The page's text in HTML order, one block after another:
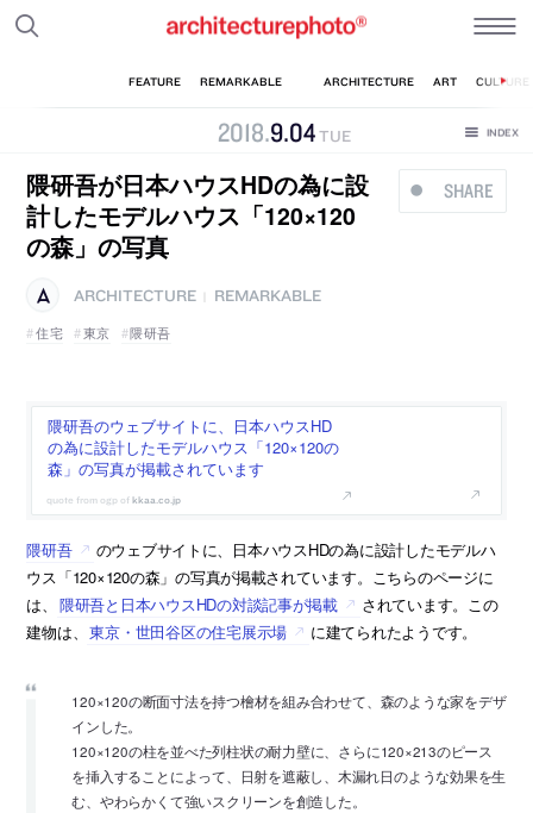
2018.9.04TUE
SHARE
隈研吾が日本ハウスHDの為に設
計したモデルハウス「120×120
の森」の写真
ARCHITECTURE
REMARKABLE
住宅
東京 隈研吾
隈研吾のウェブサイトに、日本ハウスHD
の為に設計したモデルハウス「120×120の
森」の写真が掲載されています
kkaa.co.jp
隈研吾
のウェブサイトに、日本ハウスHDの為に設計したモデルハ
ウス「120×120の森」の写真が掲載されています。こちらのページに
は、
隈研吾と日本ハウスHDの対談記事が掲載
されています。この
建物は、
東京・世田谷区の住宅展示場 に建てられたようです。
120×120の断面寸法を持つ檜材を組み合わせて、森のような家をデザ
インした。
120×120の柱を並べた列柱状の耐力壁に、さらに120×213のピース
を挿入することによって、日射を遮蔽し、木漏れ日のような効果を生
む、やわらかくて強いスクリーンを創造した。